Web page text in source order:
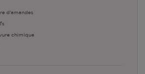
d'amandes
chimique